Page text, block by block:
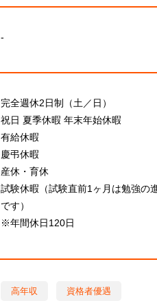
-
完全週休2日制（土／日）
祝日 夏季休暇 年末年始休暇
有給休暇
慶弔休暇
産休・育休
試験休暇（試験直前1ヶ月は勉強の
です）
※年間休日120日
高年収 資格者優遇